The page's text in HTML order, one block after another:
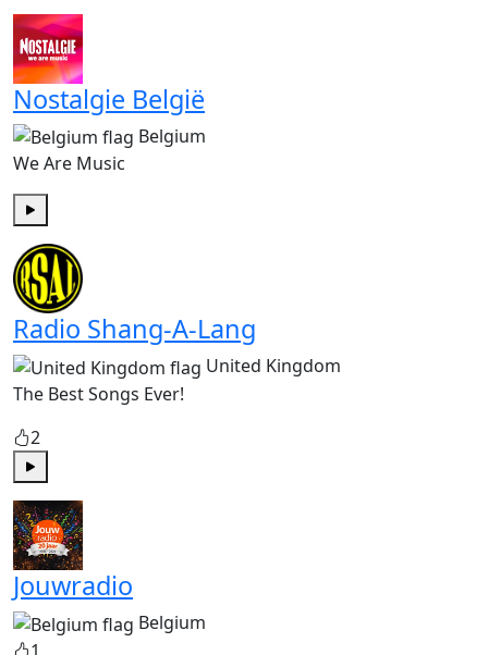
Play
Nostalgie België
Belgium
We Are Music
Radio Shang-A-Lang
United Kingdom
The Best Songs Ever!
2
Jouwradio
Belgium